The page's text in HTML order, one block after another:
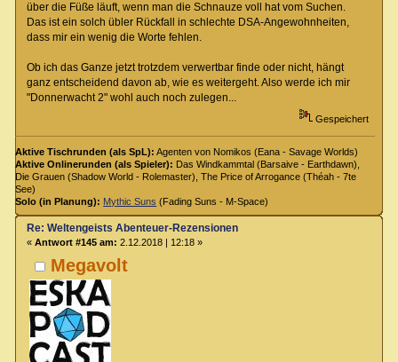
über die Füße läuft, wenn man die Schnauze voll hat vom Suchen.
Das ist ein solch übler Rückfall in schlechte DSA-Angewohnheiten,
dass mir ein wenig die Worte fehlen.
Ob ich das Ganze jetzt trotzdem verwertbar finde oder nicht, hängt
ganz entscheidend davon ab, wie es weitergeht. Also werde ich mir
"Donnerwacht 2" wohl auch noch zulegen...
Gespeichert
Aktive Tischrunden (als SpL): Agenten von Nomikos (Eana - Savage Worlds)
Aktive Onlinerunden (als Spieler): Das Windkammtal (Barsaive - Earthdawn),
Die Grauen (Shadow World - Rolemaster), The Price of Arrogance (Théah - 7te
See)
Solo (in Planung): Mythic Suns (Fading Suns - M-Space)
Megavolt
Re: Weltengeists Abenteuer-Rezensionen
« Antwort #145 am: 2.12.2018 | 12:18 »